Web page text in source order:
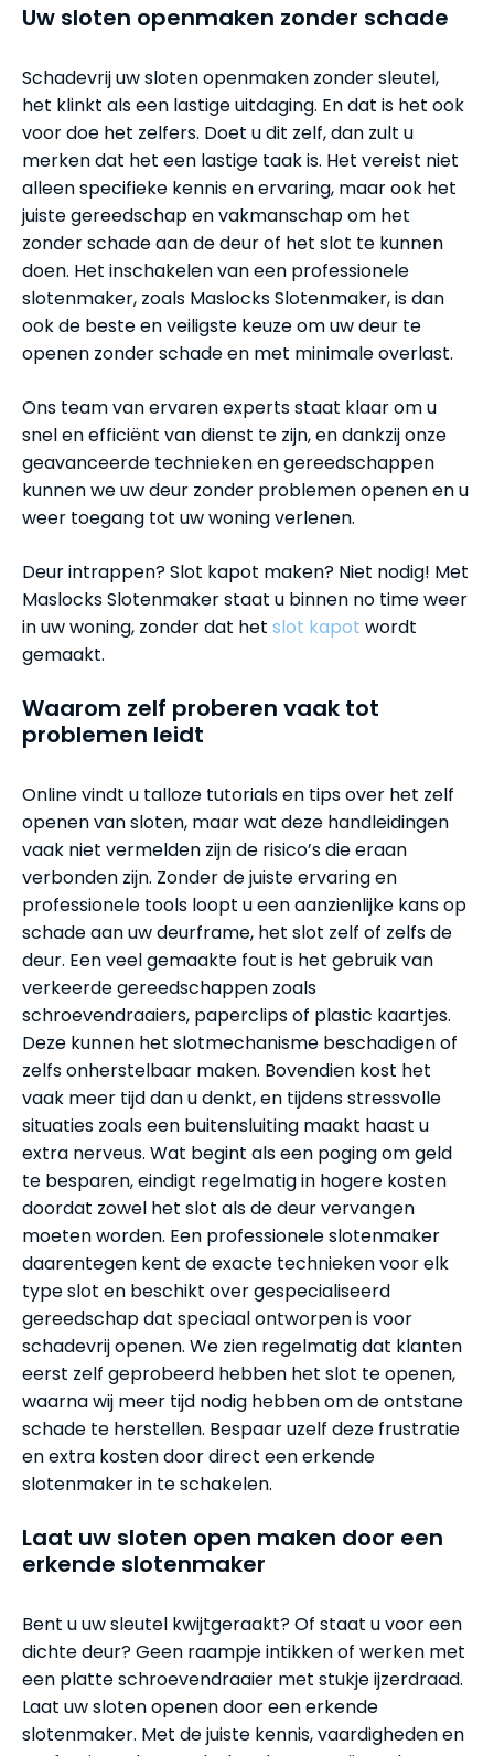
Uw sloten openmaken zonder schade
Schadevrij uw sloten openmaken zonder sleutel,
het klinkt als een lastige uitdaging. En dat is het ook
voor doe het zelfers. Doet u dit zelf, dan zult u
merken dat het een lastige taak is. Het vereist niet
alleen specifieke kennis en ervaring, maar ook het
juiste gereedschap en vakmanschap om het
zonder schade aan de deur of het slot te kunnen
doen. Het inschakelen van een professionele
slotenmaker, zoals Maslocks Slotenmaker, is dan
ook de beste en veiligste keuze om uw deur te
openen zonder schade en met minimale overlast.
Ons team van ervaren experts staat klaar om u
snel en efficiënt van dienst te zijn, en dankzij onze
geavanceerde technieken en gereedschappen
kunnen we uw deur zonder problemen openen en u
weer toegang tot uw woning verlenen.
Deur intrappen? Slot kapot maken? Niet nodig! Met
Maslocks Slotenmaker staat u binnen no time weer
in uw woning, zonder dat het slot kapot wordt
gemaakt.
Waarom zelf proberen vaak tot
problemen leidt
Online vindt u talloze tutorials en tips over het zelf
openen van sloten, maar wat deze handleidingen
vaak niet vermelden zijn de risico’s die eraan
verbonden zijn. Zonder de juiste ervaring en
professionele tools loopt u een aanzienlijke kans op
schade aan uw deurframe, het slot zelf of zelfs de
deur. Een veel gemaakte fout is het gebruik van
verkeerde gereedschappen zoals
schroevendraaiers, paperclips of plastic kaartjes.
Deze kunnen het slotmechanisme beschadigen of
zelfs onherstelbaar maken. Bovendien kost het
vaak meer tijd dan u denkt, en tijdens stressvolle
situaties zoals een buitensluiting maakt haast u
extra nerveus. Wat begint als een poging om geld
te besparen, eindigt regelmatig in hogere kosten
doordat zowel het slot als de deur vervangen
moeten worden. Een professionele slotenmaker
daarentegen kent de exacte technieken voor elk
type slot en beschikt over gespecialiseerd
gereedschap dat speciaal ontworpen is voor
schadevrij openen. We zien regelmatig dat klanten
eerst zelf geprobeerd hebben het slot te openen,
waarna wij meer tijd nodig hebben om de ontstane
schade te herstellen. Bespaar uzelf deze frustratie
en extra kosten door direct een erkende
slotenmaker in te schakelen.
Laat uw sloten open maken door een
erkende slotenmaker
Bent u uw sleutel kwijtgeraakt? Of staat u voor een
dichte deur? Geen raampje intikken of werken met
een platte schroevendraaier met stukje ijzerdraad.
Laat uw sloten openen door een erkende
slotenmaker. Met de juiste kennis, vaardigheden en